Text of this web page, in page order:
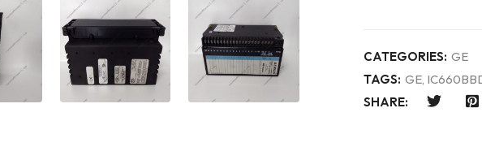
CATEGORIES: GE
TAGS: GE,
SHARE: